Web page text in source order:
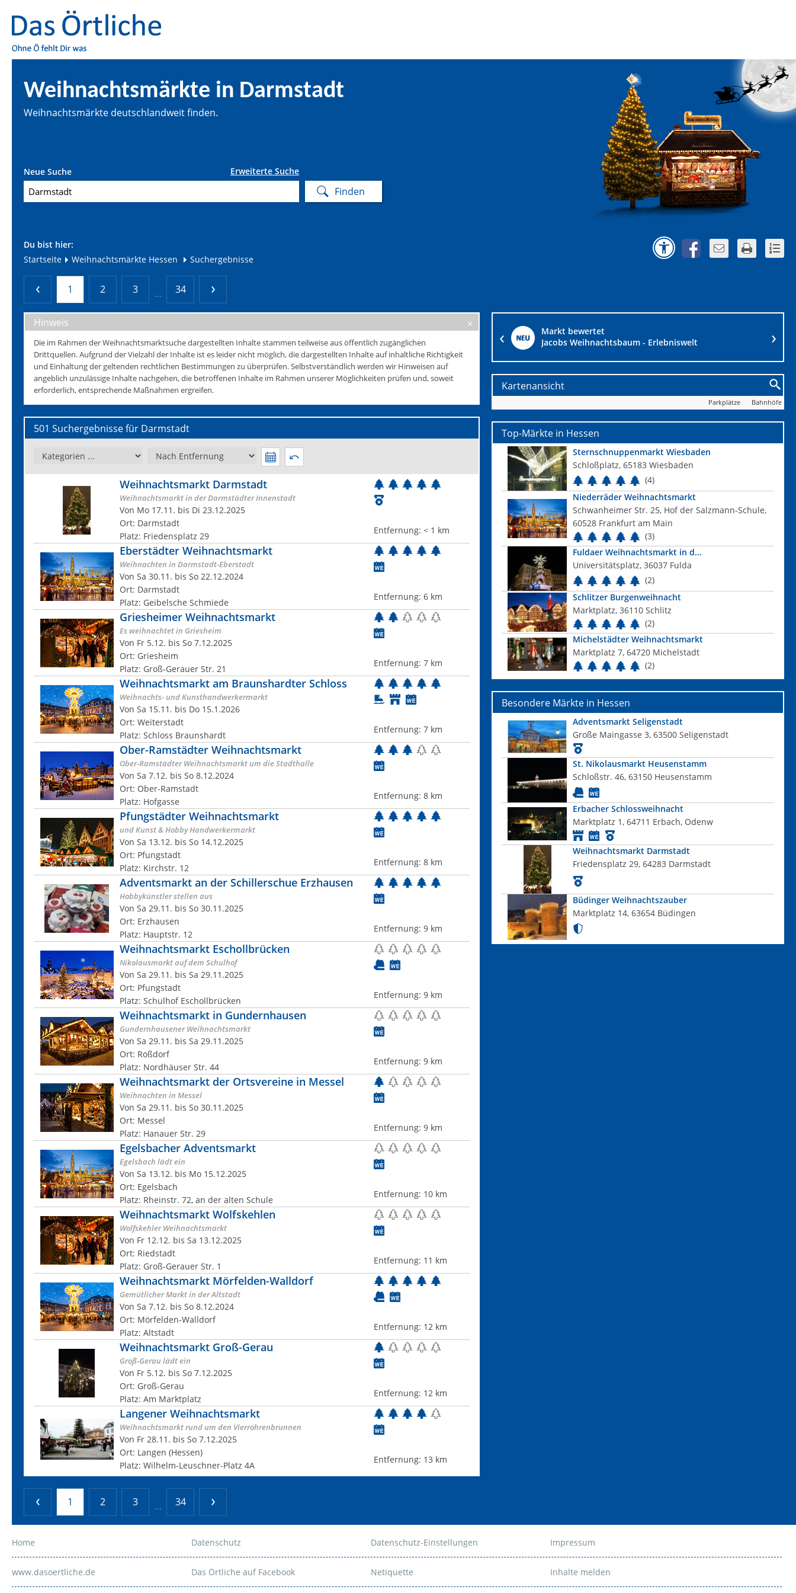
Weihnachtsmärkte in Darmstadt
Weihnachtsmärkte deutschlandweit finden.
Neue Suche Erweiterte Suche
Du bist hier:
Startseite
Weihnachtsmärkte Hessen Suchergebnisse
1 2 3 ... 34
Hinweis
Die im Rahmen der Weihnachtsmarktsuche dargestellten Inhalte stammen teilweise aus öffentlich zugänglichen
Drittquellen. Aufgrund der Vielzahl der Inhalte ist es leider nicht möglich, die dargestellten Inhalte auf inhaltliche Richtigkeit
und Einhaltung der geltenden rechtlichen Bestimmungen zu überprüfen. Selbstverständlich werden wir Hinweisen auf
angeblich unzulässige Inhalte nachgehen, die betroffenen Inhalte im Rahmen unserer Möglichkeiten prüfen und, soweit
erforderlich, entsprechende Maßnahmen ergreifen.
501 Suchergebnisse für Darmstadt
Weihnachtsmarkt Darmstadt
Weihnachtsmarkt in der Darmstädter Innenstadt
Von Mo 17.11. bis Di 23.12.2025
Ort: Darmstadt
Platz: Friedensplatz 29
Entfernung:< 1 km
Eberstädter Weihnachtsmarkt
Weihnachten in Darmstadt-Eberstadt
Von Sa 30.11. bis So 22.12.2024
Ort: Darmstadt
Platz: Geibelsche Schmiede
Entfernung:6 km
Griesheimer Weihnachtsmarkt
Es weihnachtet in Griesheim
Von Fr 5.12. bis So 7.12.2025
Ort: Griesheim
Platz: Groß-Gerauer Str. 21
Entfernung:7 km
Weihnachtsmarkt am Braunshardter Schloss
Weihnachts- und Kunsthandwerkermarkt
Von Sa 15.11. bis Do 15.1.2026
Ort: Weiterstadt
Platz: Schloss Braunshardt
Entfernung:7 km
Ober-Ramstädter Weihnachtsmarkt
Ober-Ramstädter Weihnachtsmarkt um die Stadthalle
Von Sa 7.12. bis So 8.12.2024
Ort: Ober-Ramstadt
Platz: Hofgasse
Entfernung:8 km
Pfungstädter Weihnachtsmarkt
und Kunst & Hobby Handwerkermarkt
Von Sa 13.12. bis So 14.12.2025
Ort: Pfungstadt
Platz: Kirchstr. 12
Entfernung:8 km
Adventsmarkt an der Schillerschue Erzhausen
Hobbykünstler stellen aus
Von Sa 29.11. bis So 30.11.2025
Ort: Erzhausen
Platz: Hauptstr. 12
Entfernung:9 km
Weihnachtsmarkt Eschollbrücken
Nikolausmarkt auf dem Schulhof
Von Sa 29.11. bis Sa 29.11.2025
Ort: Pfungstadt
Platz: Schulhof Eschollbrücken
Entfernung:9 km
Weihnachtsmarkt in Gundernhausen
Gundernhausener Weihnachtsmarkt
Von Sa 29.11. bis Sa 29.11.2025
Ort: Roßdorf
Platz: Nordhäuser Str. 44
Entfernung:9 km
Weihnachtsmarkt der Ortsvereine in Messel
Weihnachten in Messel
Von Sa 29.11. bis So 30.11.2025
Ort: Messel
Platz: Hanauer Str. 29
Entfernung:9 km
Egelsbacher Adventsmarkt
Egelsbach lädt ein
Von Sa 13.12. bis Mo 15.12.2025
Ort: Egelsbach
Platz: Rheinstr. 72, an der alten Schule
Entfernung: 10 km
Weihnachtsmarkt Wolfskehlen
Wolfskehler Weihnachtsmarkt
Von Fr 12.12. bis Sa 13.12.2025
Ort: Riedstadt
Platz: Groß-Gerauer Str. 1
Entfernung: 11 km
Weihnachtsmarkt Mörfelden-Walldorf
Gemütlicher Markt in der Altstadt
Von Sa 7.12. bis So 8.12.2024
Ort: Mörfelden-Walldorf
Platz: Altstadt
Entfernung: 12 km
Weihnachtsmarkt Groß-Gerau
Groß-Gerau lädt ein
Von Fr 5.12. bis So 7.12.2025
Ort: Groß-Gerau
Platz: Am Marktplatz
Entfernung: 12 km
Langener Weihnachtsmarkt
Weihnachtsmarkt rund um den Vierröhrenbrunnen
Von Fr 28.11. bis So 7.12.2025
Ort: Langen (Hessen)
Platz: Wilhelm-Leuschner-Platz 4A
Entfernung: 13 km
1 2 3 ... 34
Markt bewertet
Jacobs Weihnachtsbaum - Erlebniswelt
Kartenansicht
Bahnhöfe
Parkplätze
Top-Märkte in Hessen
Sternschnuppenmarkt Wiesbaden
Schloßplatz, 65183 Wiesbaden
(4)
Niederräder Weihnachtsmarkt
Schwanheimer Str. 25, Hof der Salzmann-Schule,
60528 Frankfurt am Main
(3)
Fuldaer Weihnachtsmarkt in d...
Universitätsplatz, 36037 Fulda
(2)
Schlitzer Burgenweihnacht
Marktplatz, 36110 Schlitz
(2)
Michelstädter Weihnachtsmarkt
Marktplatz 7, 64720 Michelstadt
(2)
Besondere Märkte in Hessen
Adventsmarkt Seligenstadt
Große Maingasse 3, 63500 Seligenstadt
St. Nikolausmarkt Heusenstamm
Schloßstr. 46, 63150 Heusenstamm
Erbacher Schlossweihnacht
Marktplatz 1, 64711 Erbach, Odenw
Weihnachtsmarkt Darmstadt
Friedensplatz 29, 64283 Darmstadt
Büdinger Weihnachtszauber
Marktplatz 14, 63654 Büdingen
Home Datenschutz Datenschutz-Einstellungen Impressum
www.dasoertliche.de Das Örtliche auf Facebook Netiquette Inhalte melden